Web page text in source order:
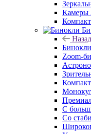
Камеры
Назад
Бинокли
Zoom-
С
Со